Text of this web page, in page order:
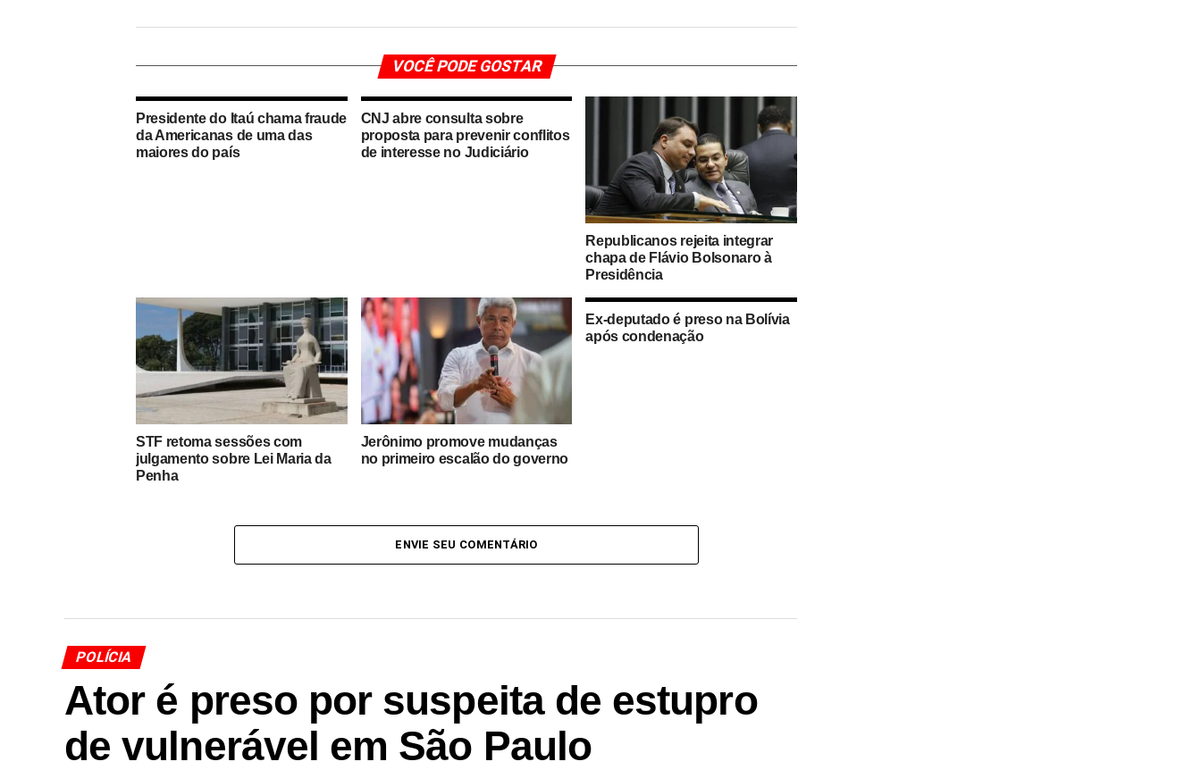
VOCÊ PODE GOSTAR
Presidente do Itaú chama fraude
da Americanas de uma das
maiores do país
CNJ abre consulta sobre
proposta para prevenir conflitos
de interesse no Judiciário
Republicanos rejeita integrar
chapa de Flávio Bolsonaro à
Presidência
STF retoma sessões com
julgamento sobre Lei Maria da
Penha
Jerônimo promove mudanças
no primeiro escalão do governo
Ex-deputado é preso na Bolívia
após condenação
ENVIE SEU COMENTÁRIO
POLÍCIA
Ator é preso por suspeita de estupro
de vulnerável em São Paulo